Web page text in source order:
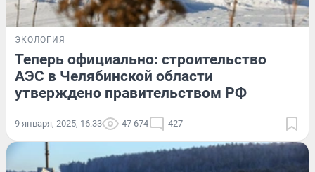
ЭКОЛОГИЯ
Теперь официально: строительство
АЭС в Челябинской области
утверждено правительством РФ
9 января, 2025, 16:33 47 674 427